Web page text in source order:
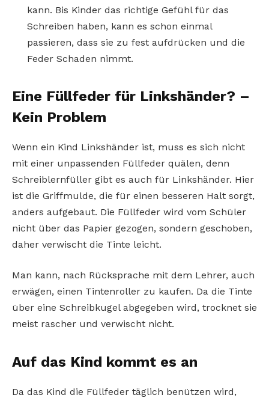
kann. Bis Kinder das richtige Gefühl für das
Schreiben haben, kann es schon einmal
passieren, dass sie zu fest aufdrücken und die
Feder Schaden nimmt.
Eine Füllfeder für Linkshänder? –
Kein Problem
Wenn ein Kind Linkshänder ist, muss es sich nicht
mit einer unpassenden Füllfeder quälen, denn
Schreiblernfüller gibt es auch für Linkshänder. Hier
ist die Griffmulde, die für einen besseren Halt sorgt,
anders aufgebaut. Die Füllfeder wird vom Schüler
nicht über das Papier gezogen, sondern geschoben,
daher verwischt die Tinte leicht.
Man kann, nach Rücksprache mit dem Lehrer, auch
erwägen, einen Tintenroller zu kaufen. Da die Tinte
über eine Schreibkugel abgegeben wird, trocknet sie
meist rascher und verwischt nicht.
Auf das Kind kommt es an
Da das Kind die Füllfeder täglich benützen wird,